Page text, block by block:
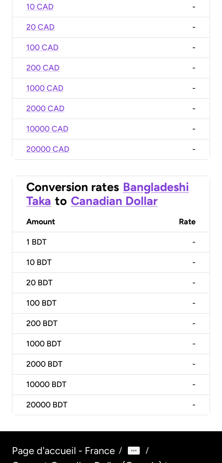
10 CAD -
20 CAD -
100 CAD -
200 CAD -
1000 CAD -
2000 CAD -
10000 CAD -
20000 CAD -
Conversion rates Bangladeshi
Taka to Canadian Dollar
Amount Rate
1 BDT -
10 BDT -
20 BDT -
100 BDT -
200 BDT -
1000 BDT -
2000 BDT -
10000 BDT -
20000 BDT -
Page d'accueil - France / /